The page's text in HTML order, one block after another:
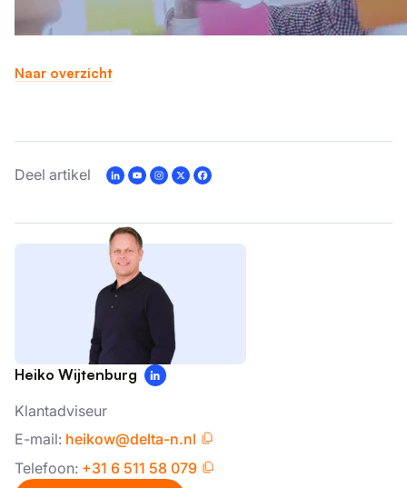
Naar overzicht
Deel artikel
Heiko Wijtenburg
Klantadviseur
E-mail: heikow@delta-n.nl
Telefoon: +31 6 511 58 079
We gebruiken cookies om inhoud en advertenties te
personaliseren en om ons verkeer te analyseren. We
met onze advertentie- en analysepartners, die deze
uw gebruik van hun diensten.Privacybeleid
Strikt
Functioneel
DETAILS WEERGEVEN